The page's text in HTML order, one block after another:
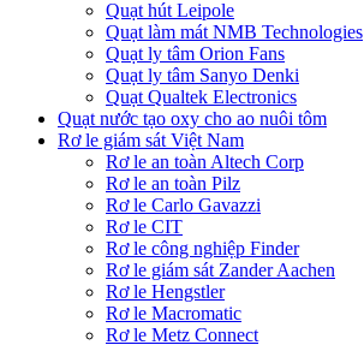
Quạt hút Leipole
Quạt làm mát NMB Technologies
Quạt ly tâm Orion Fans
Quạt ly tâm Sanyo Denki
Quạt Qualtek Electronics
Quạt nước tạo oxy cho ao nuôi tôm
Rơ le giám sát Việt Nam
Rơ le an toàn Altech Corp
Rơ le an toàn Pilz
Rơ le Carlo Gavazzi
Rơ le CIT
Rơ le công nghiệp Finder
Rơ le giám sát Zander Aachen
Rơ le Hengstler
Rơ le Macromatic
Rơ le Metz Connect